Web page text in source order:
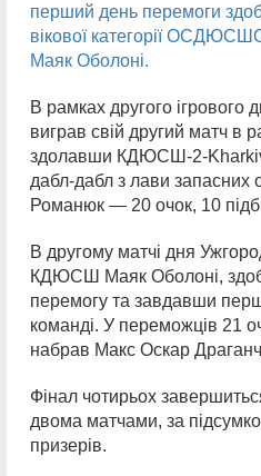
перший день перемоги
вікової категорії
Маяк Оболоні.
В рамках другого
виграв свій другий матч в
здолавши КДЮСШ-2-
дабл-дабл з лави
Романюк — 20 очок, 10
В другому матчі дня
КДЮСШ Маяк Оболоні,
перемогу та завдавши
команді. У переможців 21
набрав Макс Оскар
Фінал чотирьох
двома матчами, за
призерів.